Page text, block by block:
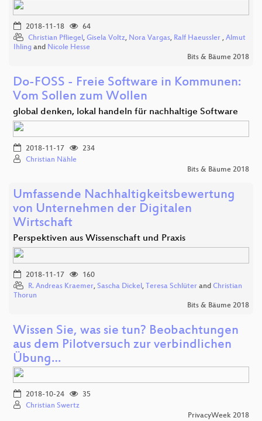
2018-11-18
64
Christian Pfliegel, Gisela Voltz, Nora Vargas, Ralf Haeussler , Almut
Ihling and Nicole Hesse
Bits & Bäume 2018
Do-FOSS - Freie Software in Kommunen:
Vom Sollen zum Wollen
global denken, lokal handeln für nachhaltige Software
2018-11-17
234
Christian Nähle
Bits & Bäume 2018
Umfassende Nachhaltigkeitsbewertung
von Unternehmen der Digitalen
Wirtschaft
Perspektiven aus Wissenschaft und Praxis
2018-11-17
160
R. Andreas Kraemer, Sascha Dickel, Teresa Schlüter and Christian
Thorun
Bits & Bäume 2018
Wissen Sie, was sie tun? Beobachtungen
aus dem Pilotversuch zur verbindlichen
Übung…
2018-10-24
35
Christian Swertz
PrivacyWeek 2018